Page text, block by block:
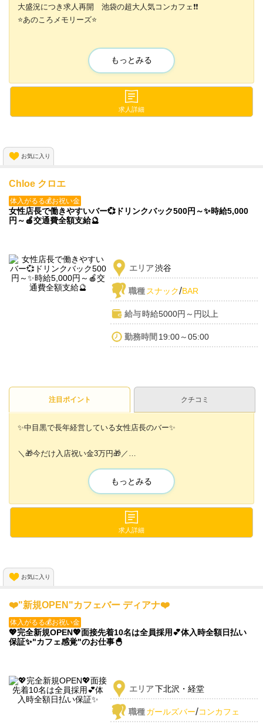
大盛況につき求人再開 池袋の超大人気コンカフェ❗️❗️
⭐️あのころメモリーズ⭐️
未経験からでも基本時給3000円＋各種高額バックで
しっかり稼げちゃいます
もっとみる
求人詳細
お気に入り
Chloe クロエ
体入がるる💰お祝い金
女性店長で働きやすいバー💞ドリンクバック500円～✨時給5,000
円～🍎交通費全額支給🔮
エリア渋谷
職種 スナック/BAR
給与時給5000円～円以上
勤務時間 19:00～05:00
注目ポイント クチコミ
✨中目黒で長年経営している女性店長のバー✨
＼🎁今だけ入店祝い金3万円🎁／
💖可愛いうさぎの衣装
💖ノルマ・ペナルティ・キャッチなし
【先着10名】は面接合格率100%💡
もっとみる
求人詳細
お気に入り
❤️"新規OPEN"カフェバー ディアナ❤️
体入がるる💰お祝い金
💖完全新規OPEN💖面接先着10名は全員採用💕体入時全額日払い
保証✨"カフェ感覚"のお仕事🐣
エリア下北沢・経堂
職種ガールズバー/コンカフェ